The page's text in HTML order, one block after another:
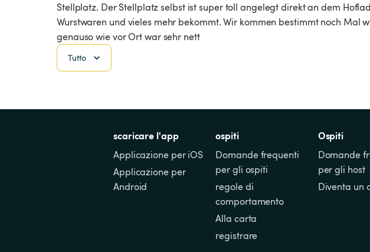
Stellplatz. Der Stellplatz selbst ist super toll angelegt direkt an dem
Wurstwaren und vieles mehr bekommt. Wir kommen bestimmt noch Mal
genauso wie vor Ort war sehr nett
Tutto
scaricare l'app
Applicazione per iOS
Applicazione per
Android
ospiti
Domande frequenti
per gli ospiti
regole di
comportamento
Alla carta
registrare
Ospiti
Domande
per gli host
Diventa un